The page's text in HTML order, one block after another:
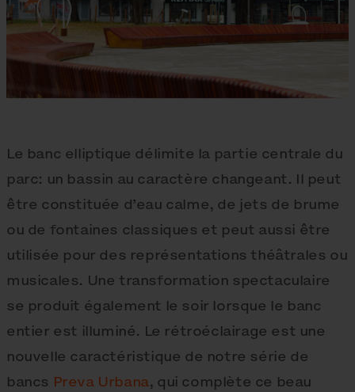
Le banc elliptique délimite la partie centrale du
parc: un bassin au caractère changeant. Il peut
être constituée d’eau calme, de jets de brume
ou de fontaines classiques et peut aussi être
utilisée pour des représentations théâtrales ou
musicales. Une transformation spectaculaire
se produit également le soir lorsque le banc
entier est illuminé. Le rétroéclairage est une
nouvelle caractéristique de notre série de
bancs Preva Urbana, qui complète ce beau